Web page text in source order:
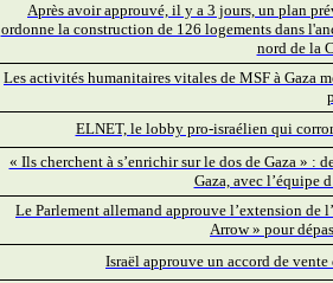
Après avoir approuvé, il y a 3 jours, un plan
ordonne la construction de 126 logements dans
nord de la
Les activités humanitaires vitales de MSF à Gaza
ELNET, le lobby pro-israélien qui
« Ils cherchent à s’enrichir sur le dos de Gaza » :
Gaza, avec l’équipe
Le Parlement allemand approuve l’extension de
Arrow » pour
Israël approuve un accord de